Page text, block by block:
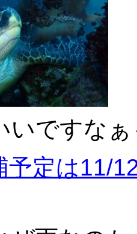
いですなぁ
予定は11/